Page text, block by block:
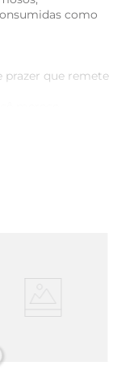
como
prazer que remete
merece.
sempre